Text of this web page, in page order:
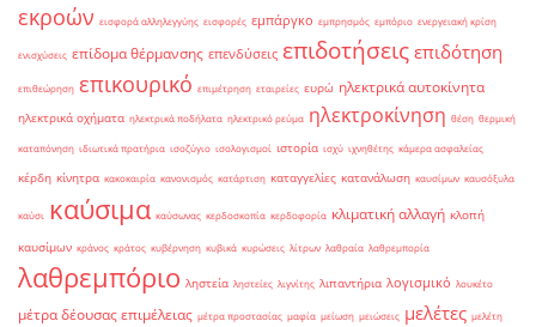
εκροών εισφορά αλληλεγγύης εισφορές εμπάργκο εμπρησμός εμπόριο ενεργειακή κρίση
ενισχύσεις επίδομα θέρμανσης επενδύσεις επιδοτήσεις επιδότηση
επιθεώρηση επικουρικό επιμέτρηση εταιρείες ευρώ ηλεκτρικά αυτοκίνητα
ηλεκτρικά οχήματα ηλεκτρικά ποδήλατα ηλεκτρικό ρεύμα ηλεκτροκίνηση θέση θερμική
καταπόνηση ιδιωτικά πρατήρια ισοζύγιο ισολογισμοί ιστορία ισχύ ιχνηθέτης κάμερα ασφαλείας
κέρδη κίνητρα κακοκαιρία κανονισμός κατάρτιση καταγγελίες κατανάλωση καυσίμων καυσόξυλα
καύσι καύσιμα καύσωνας κερδοσκοπία κερδοφορία κλιματική αλλαγή κλοπή
καυσίμων κράνος κράτος κυβέρνηση κυβικά κυρώσεις λίτρων λαθραία λαθρεμπορία
λαθρεμπόριο ληστεία ληστείες λιγνίτης λιπαντήρια λογισμικό λουκέτο
μέτρα δέουσας επιμέλειας μέτρα προστασίας μαφία μείωση μειώσεις μελέτες μελέτη